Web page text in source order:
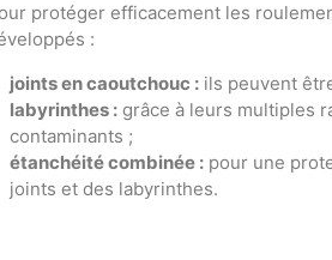
protéger efficacement les
:
joints en caoutchouc : ils peuvent
labyrinthes : grâce à leurs multiples
contaminants ;
étanchéité combinée : pour une
joints et des labyrinthes.